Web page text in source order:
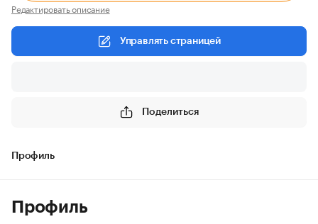
Редактировать описание
Управлять страницей
Поделиться
Профиль
Профиль